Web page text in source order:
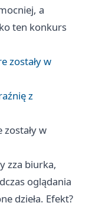
a
ten konkurs
zostały w
z
zostały w
zza biurka,
oglądania
dzieła. Efekt?